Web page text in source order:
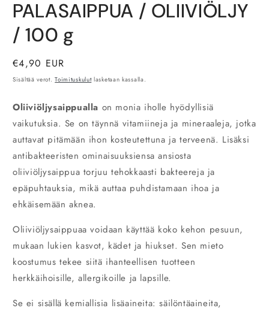
1
modaalisessa
ikkunassa
PALASAIPPUA / OLIIVIÖLJY
/ 100 g
Normaalihinta
€4,90 EUR
Sisältää verot.Toimituskulutlasketaan kassalla.
Oliiviöljysaippualla on monia iholle hyödyllisiä
vaikutuksia. Se on täynnä vitamiineja ja mineraaleja, jotka
auttavat pitämään ihon kosteutettuna ja terveenä. Lisäksi
antibakteeristen ominaisuuksiensa ansiosta
oliiviöljysaippua torjuu tehokkaasti bakteereja ja
epäpuhtauksia, mikä auttaa puhdistamaan ihoa ja
ehkäisemään aknea.
Oliiviöljysaippuaa voidaan käyttää koko kehon pesuun,
mukaan lukien kasvot, kädet ja hiukset. Sen mieto
koostumus tekee siitä ihanteellisen tuotteen
herkkäihoisille, allergikoille ja lapsille.
Se ei sisällä kemiallisia lisäaineita: säilöntäaineita,